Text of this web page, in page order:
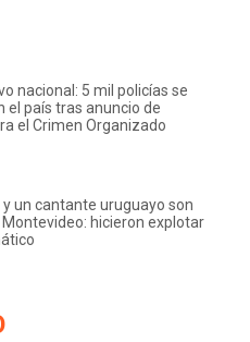
nacional: 5 mil policías se
el país tras anuncio de
el Crimen Organizado
un cantante uruguayo son
hicieron explotar